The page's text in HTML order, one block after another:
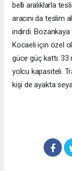
belli aralıklarla
aracını da teslim
indirdi. Bozankaya
Kocaeli için özel
güce güç kattı.
yolcu kapasiteli.
kişi de ayakta